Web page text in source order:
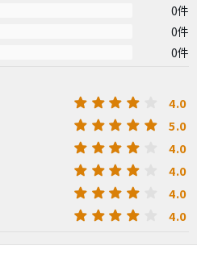
0件
0件
0件
4.0
5.0
4.0
4.0
4.0
4.0